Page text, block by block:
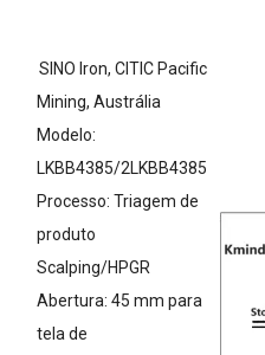
SINO Iron, CITIC Pacific
Mining, Austrália
Modelo:
LKBB4385/2LKBB4385
Processo: Triagem de
produto
Scalping/HPGR
Abertura: 45 mm para
tela de